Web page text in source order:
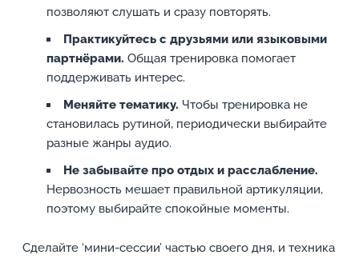
позволяют слушать и сразу повторять.
Практикуйтесь с друзьями или языковыми
партнёрами. Общая тренировка помогает
поддерживать интерес.
Меняйте тематику. Чтобы тренировка не
становилась рутиной, периодически выбирайте
разные жанры аудио.
Не забывайте про отдых и расслабление.
Нервозность мешает правильной артикуляции,
поэтому выбирайте спокойные моменты.
Сделайте ‘мини-сессии’ частью своего дня, и техника